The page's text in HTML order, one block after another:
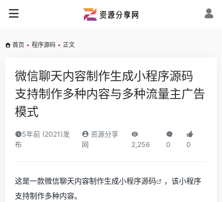
首页 • 程序源码 • 正文
微信聊天内容制作生成小程序源码
支持制作多种内容与多种流量主广告
模式
5年前 (2021)发
布
资源分享
网
2,256 0 0
这是一款微信聊天内容制作生成小程序源码
，该小程序
支持制作多种内容。